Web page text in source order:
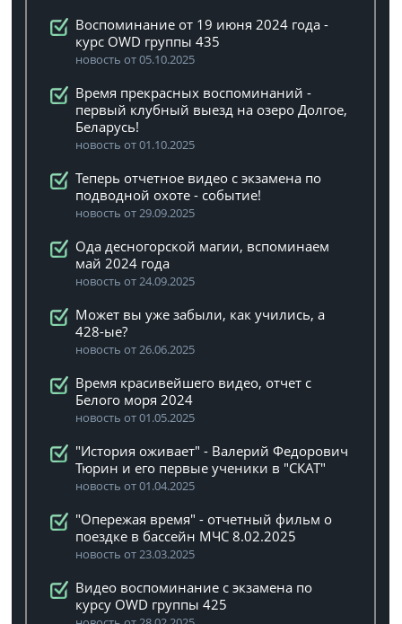
Воспоминание от 19 июня 2024 года -
курс OWD группы 435
новость от 05.10.2025
Время прекрасных воспоминаний -
первый клубный выезд на озеро Долгое,
Беларусь!
новость от 01.10.2025
Теперь отчетное видео с экзамена по
подводной охоте - событие!
новость от 29.09.2025
Ода десногорской магии, вспоминаем
май 2024 года
новость от 24.09.2025
Может вы уже забыли, как учились, а
428-ые?
новость от 26.06.2025
Время красивейшего видео, отчет с
Белого моря 2024
новость от 01.05.2025
"История оживает" - Валерий Федорович
Тюрин и его первые ученики в "СКАТ"
новость от 01.04.2025
"Опережая время" - отчетный фильм о
поездке в бассейн МЧС 8.02.2025
новость от 23.03.2025
Видео воспоминание с экзамена по
курсу OWD группы 425